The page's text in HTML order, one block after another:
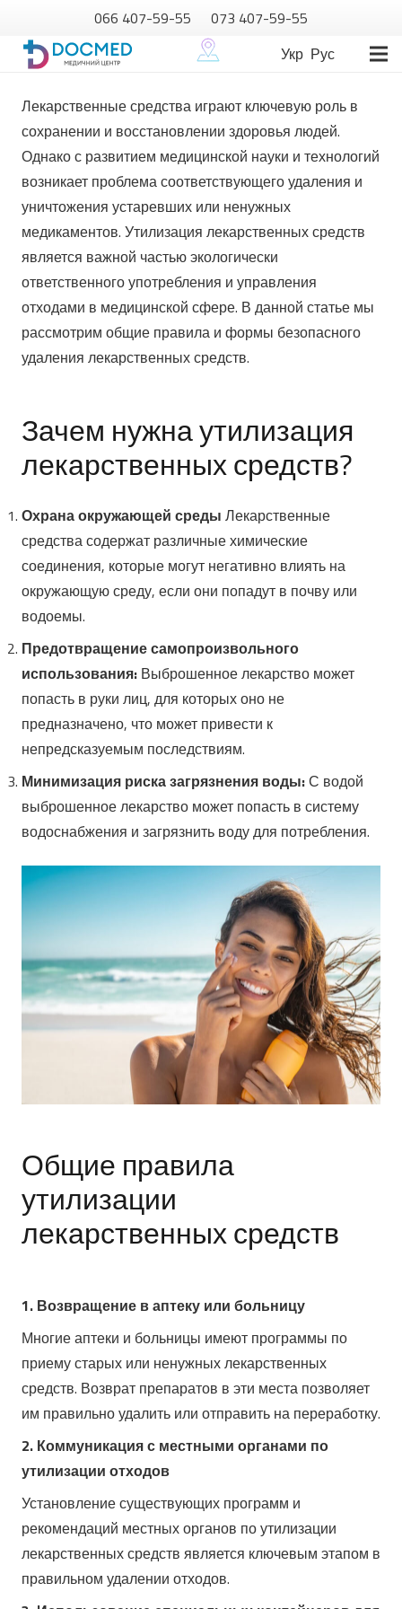
066 407-59-55
073 407-59-55
Укр Рус
Лекарственные средства играют ключевую роль в
сохранении и восстановлении здоровья людей.
Однако с развитием медицинской науки и технологий
возникает проблема соответствующего удаления и
уничтожения устаревших или ненужных
медикаментов. Утилизация лекарственных средств
является важной частью экологически
ответственного употребления и управления
отходами в медицинской сфере. В данной статье мы
рассмотрим общие правила и формы безопасного
удаления лекарственных средств.
Зачем нужна утилизация
лекарственных средств?
Охрана окружающей среды Лекарственные
средства содержат различные химические
соединения, которые могут негативно влиять на
окружающую среду, если они попадут в почву или
водоемы.
Предотвращение самопроизвольного
использования: Выброшенное лекарство может
попасть в руки лиц, для которых оно не
предназначено, что может привести к
непредсказуемым последствиям.
Минимизация риска загрязнения воды:С водой
выброшенное лекарство может попасть в систему
водоснабжения и загрязнить воду для потребления.
Общие правила
утилизации
лекарственных средств
1. Возвращение в аптеку или больницу
Многие аптеки и больницы имеют программы по
приему старых или ненужных лекарственных
средств. Возврат препаратов в эти места позволяет
им правильно удалить или отправить на переработку.
2. Коммуникация с местными органами по
утилизации отходов
Установление существующих программ и
рекомендаций местных органов по утилизации
лекарственных средств является ключевым этапом в
правильном удалении отходов.